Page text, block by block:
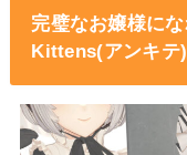
完璧なお嬢様に
Kittens(アンキテ)